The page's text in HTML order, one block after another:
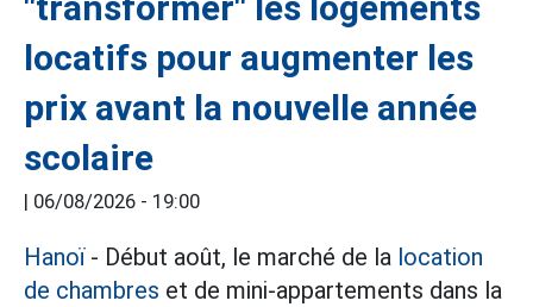
locatifs pour augmenter les
prix avant la nouvelle année
scolaire
| 06/08/2026 - 19:00
Hanoï- Début août, le marché de la location
de chambres et de mini-appartements dans la